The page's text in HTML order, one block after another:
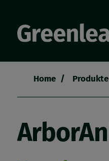
Inhalt
Home Produkte